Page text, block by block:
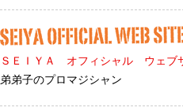
ＳＥＩＹＡ オフィシャル ウェブ
弟弟子のプロマジシャン